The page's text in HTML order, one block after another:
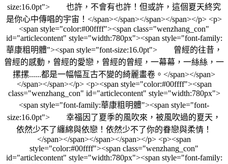
size:16.0pt"> 也許，不會有也許！但或許，這個夏天終究
是你心中傳唱的宇宙！</span></span></span></span></p> <p>
<span style="color:#00ffff"><span class="wenzhang_con"
id="articlecontent" style="width:780px"><span style="font-family:
華康粗明體"><span style="font-size:16.0pt"> 曾經的往昔，
曾經的感動，曾經的愛戀，曾經的曾經，一幕幕，一絲絲，一
摞摞......都是一幅幅亙古不變的綺麗畫卷。</span></span>
</span></span></p> <p><span style="color:#00ffff"><span
class="wenzhang_con" id="articlecontent" style="width:780px">
<span style="font-family:華康粗明體"><span style="font-
size:16.0pt"> 幸福因了夏季的風吹來，被風吹過的夏天，
依然少不了纏綿與依戀！依然少不了你的眷戀與柔情！
</span></span></span></span></p> <p><span
style="color:#00ffff"><span class="wenzhang_con"
id="articlecontent" style="width:780px"><span style="font-family: